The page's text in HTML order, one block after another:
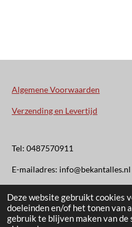
Deze website gebruikt cookies
doeleinden en/of het tonen van
gebruik te blijven maken van de
Algemene Voorwaarden
Verzending en Levertijd
Tel: 0487570911
E-mailadres: info@bekantalles.nl
Rooysestraat 4